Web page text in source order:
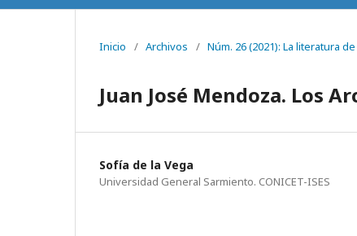
Inicio / Archivos / Núm. 26 (2021): La literatura
Juan José Mendoza. Los
Sofía de la Vega
Universidad General Sarmiento. CONICET-ISES